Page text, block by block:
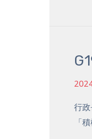
政
案
行
「
G19
應
施